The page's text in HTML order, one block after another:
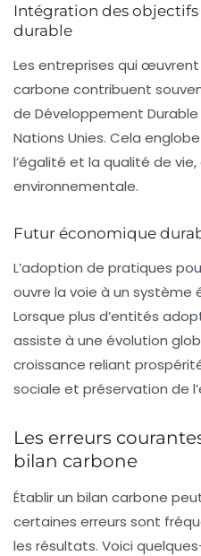
Intégration des
durable
Les entreprises qui
carbone contribuent
de Développement
Nations Unies. Cela
l’égalité et la qualité de
environnementale.
Futur économique
L’adoption de pratiques
ouvre la voie à un système
Lorsque plus d’entités
assiste à une évolution
croissance reliant
sociale et préservation de
Les erreurs
bilan carbone
Établir un bilan carbone
certaines erreurs sont
les résultats. Voici